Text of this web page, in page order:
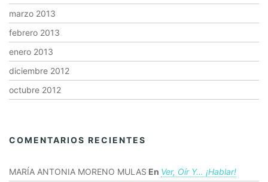
marzo 2013
febrero 2013
enero 2013
diciembre 2012
octubre 2012
COMENTARIOS RECIENTES
MARÍA ANTONIA MORENO MULAS En Ver, Oír Y… ¡hablar!